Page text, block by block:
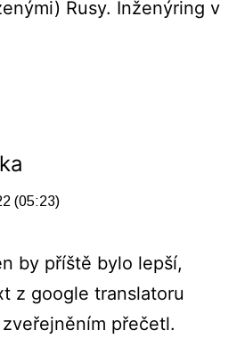
Rusy. Inženýring v
(05:23)
by příště bylo lepší,
z google translatoru
přečetl.